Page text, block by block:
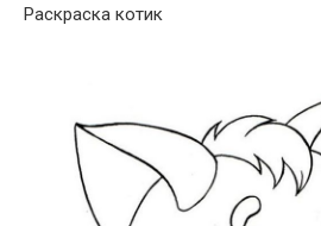
Раскраска котик